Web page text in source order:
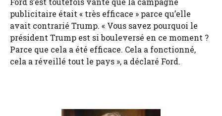
publicitaire était « très efficace » parce qu’elle
avait contrarié Trump. « Vous savez pourquoi le
président Trump est si bouleversé en ce moment ?
Parce que cela a été efficace. Cela a fonctionné,
cela a réveillé tout le pays », a déclaré Ford.